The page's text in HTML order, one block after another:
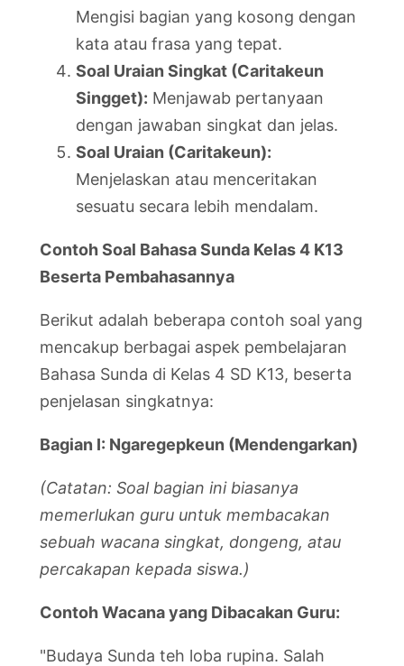
Mengisi bagian yang kosong dengan
kata atau frasa yang tepat.
Soal Uraian Singkat (Caritakeun
Singget): Menjawab pertanyaan
dengan jawaban singkat dan jelas.
Soal Uraian (Caritakeun):
Menjelaskan atau menceritakan
sesuatu secara lebih mendalam.
Contoh Soal Bahasa Sunda Kelas 4 K13
Beserta Pembahasannya
Berikut adalah beberapa contoh soal yang
mencakup berbagai aspek pembelajaran
Bahasa Sunda di Kelas 4 SD K13, beserta
penjelasan singkatnya:
Bagian I: Ngaregepkeun (Mendengarkan)
(Catatan: Soal bagian ini biasanya
memerlukan guru untuk membacakan
sebuah wacana singkat, dongeng, atau
percakapan kepada siswa.)
Contoh Wacana yang Dibacakan Guru:
"Budaya Sunda teh loba rupina. Salah